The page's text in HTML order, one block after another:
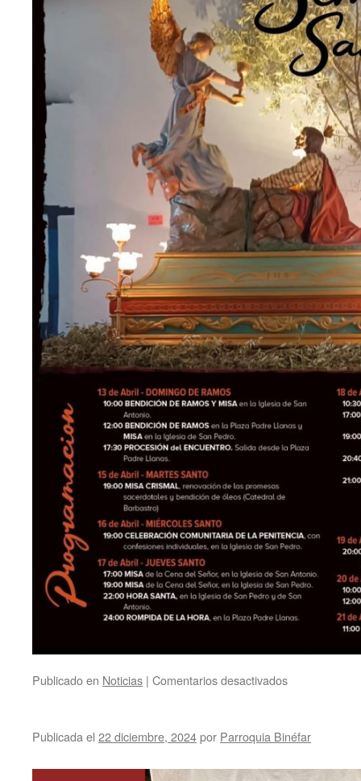
Publicado en Noticias | Comentarios desactivados
Publicada el 22 diciembre, 2024por Parroquia Binéfar